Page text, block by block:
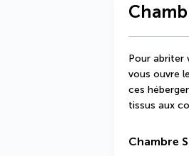
Pour abriter
vous ouvre
ces
tissus aux
Chambre